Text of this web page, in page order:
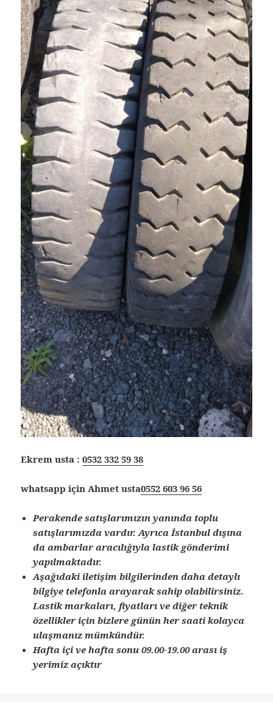
Ekrem usta :0532 332 59 38
whatsapp için Ahmet usta0552 603 96 56
Perakende satışlarımızın yanında toplu
satışlarımızda vardır. Ayrıca İstanbul dışına
da ambarlar aracılığıyla lastik gönderimi
yapılmaktadır.
Aşağıdaki iletişim bilgilerinden daha detaylı
bilgiye telefonla arayarak sahip olabilirsiniz.
Lastik markaları, fiyatları ve diğer teknik
özellikler için bizlere günün her saati kolayca
ulaşmanız mümkündür.
Hafta içi ve hafta sonu 09.00-19.00 arası iş
yerimiz açıktır